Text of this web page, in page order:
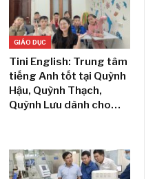
GIÁO DỤC
Tini English: Trung tâm
tiếng Anh tốt tại Quỳnh
Hậu, Quỳnh Thạch,
Quỳnh Lưu dành cho…